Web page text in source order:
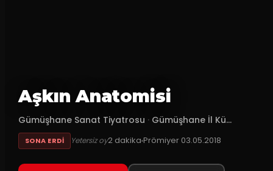
Aşkın Anatomisi
Gümüşhane Sanat Tiyatrosu · Gümüşhane İl Kü...
SONA ERDI Yetersiz oy2 dakikaPrömiyer 03.05.2018